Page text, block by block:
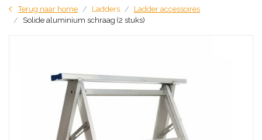
Terug naar home Ladders
Ladder accessoires
Solide aluminium schraag (2 stuks)